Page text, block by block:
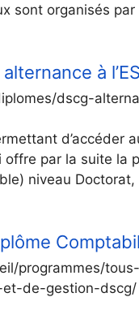
sont organisés
à
dscg-
d’accéder
par la suite la
niveau Doctorat,
programmes/
de-gestion-dscg/